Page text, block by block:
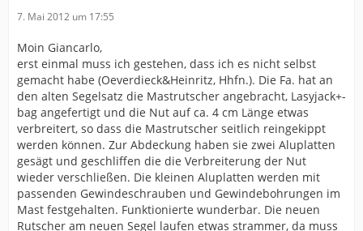
7. Mai 2012 um 17:55
Moin Giancarlo,
erst einmal muss ich gestehen, dass ich es nicht selbst
gemacht habe (Oeverdieck&Heinritz, Hhfn.). Die Fa. hat an
den alten Segelsatz die Mastrutscher angebracht, Lasyjack+-
bag angefertigt und die Nut auf ca. 4 cm Länge etwas
verbreitert, so dass die Mastrutscher seitlich reingekippt
werden können. Zur Abdeckung haben sie zwei Aluplatten
gesägt und geschliffen die die Verbreiterung der Nut
wieder verschließen. Die kleinen Aluplatten werden mit
passenden Gewindeschrauben und Gewindebohrungen im
Mast festgehalten. Funktionierte wunderbar. Die neuen
Rutscher am neuen Segel laufen etwas strammer, da muss